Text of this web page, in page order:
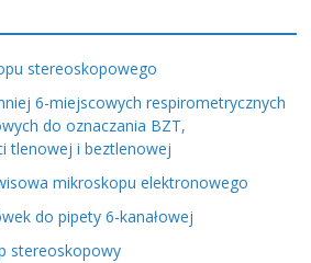
stereoskopowego
6-miejscowych respirometrycznych
do oznaczania BZT,
tlenowej i beztlenowej
mikroskopu elektronowego
do pipety 6-kanałowej
stereoskopowy